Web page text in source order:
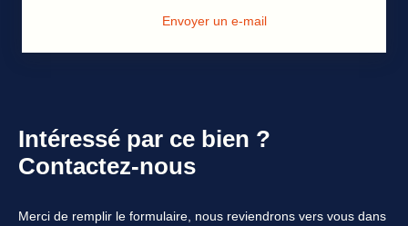
Envoyer un e-mail
Intéressé par ce bien ?
Contactez-nous
Merci de remplir le formulaire, nous reviendrons vers vous dans